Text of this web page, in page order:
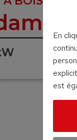
En
est